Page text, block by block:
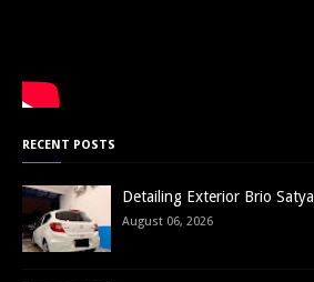
RECENT POSTS
Detailing Exterior Brio Satya
August 06, 2026